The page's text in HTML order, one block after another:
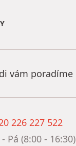
vám poradíme
226 227 522
Pá (8:00 - 16:30)